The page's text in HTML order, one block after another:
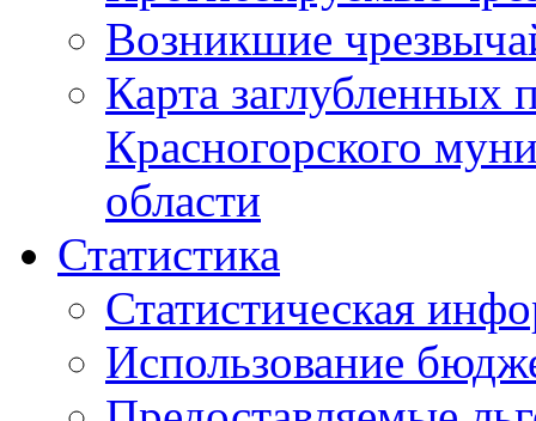
Возникшие
Карта
Красногорского
области
Статистика
Статистическая
Использование